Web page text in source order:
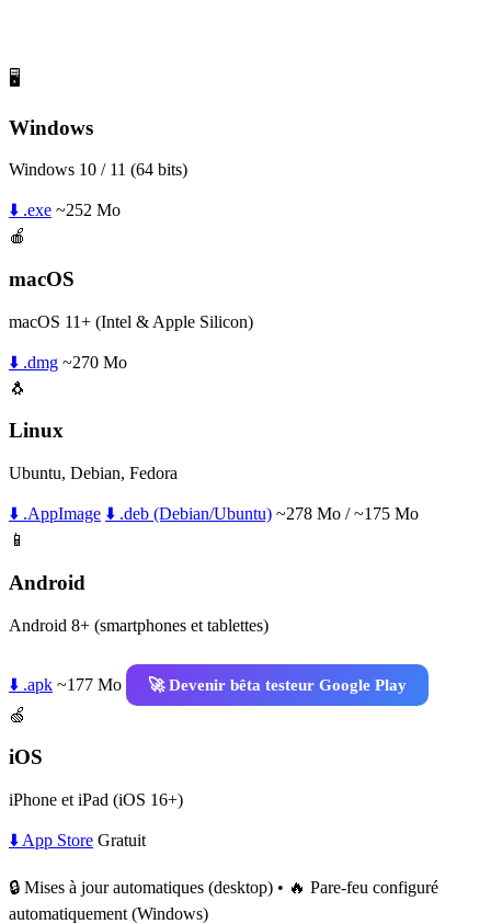
🖥️
Windows
Windows 10 / 11 (64 bits)
⬇️ .exe ~252 Mo
🍎
macOS
macOS 11+ (Intel & Apple Silicon)
⬇️ .dmg ~270 Mo
🐧
Linux
Ubuntu, Debian, Fedora
⬇️ .AppImage ⬇️ .deb (Debian/Ubuntu) ~278 Mo / ~175 Mo
📱
Android
Android 8+ (smartphones et tablettes)
⬇️ .apk ~177 Mo
🚀 Devenir bêta testeur Google Play
🍏
iOS
iPhone et iPad (iOS 16+)
⬇️ App Store Gratuit
🔒 Mises à jour automatiques (desktop) • 🔥 Pare-feu configuré
automatiquement (Windows)